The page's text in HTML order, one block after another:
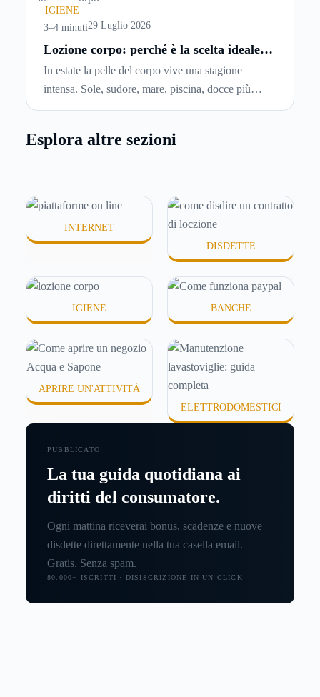
chiedersi se è possibile
locazioneprima che scada. In questa guida
capiremo come inviare la disdetta per un contratto
IGIENE
3–4 minuti29 Luglio 2026
Lozione corpo: perché è la scelta ideale
In estate la pelle del corpo vive una stagione
intensa. Sole, sudore, mare, piscina, docce più
frequenti e aria condizionata possono renderla
meno confortevole. Eppure, proprio nei mesi caldi,
o difficili da assorbire.
Esplora altre sezioni
INTERNET
DISDETTE
IGIENE BANCHE
APRIRE UN'ATTIVITÀ
ELETTRODOMESTICI
PUBBLICATO
La tua guida quotidiana ai
diritti del consumatore.
Ogni mattina riceverai bonus, scadenze e nuove
disdette direttamente nella tua casella email.
Gratis. Senza spam.
80.000+ ISCRITTI · DISISCRIZIONE IN UN CLICK